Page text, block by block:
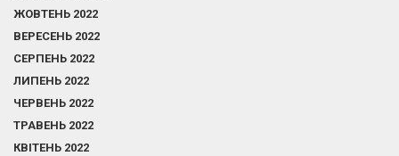
ЖОВТЕНЬ 2022
ВЕРЕСЕНЬ 2022
СЕРПЕНЬ 2022
ЛИПЕНЬ 2022
ЧЕРВЕНЬ 2022
ТРАВЕНЬ 2022
КВІТЕНЬ 2022